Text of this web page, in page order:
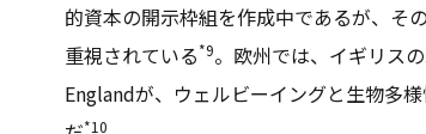
的資本の開示枠組を作成中であるが、そ
重視されている*9。欧州では、イギリス
Englandが、ウェルビーイングと生物多
*10